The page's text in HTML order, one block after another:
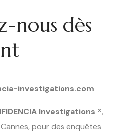
nous dès
investigations.com
Investigations ®,
pour des enquêtes